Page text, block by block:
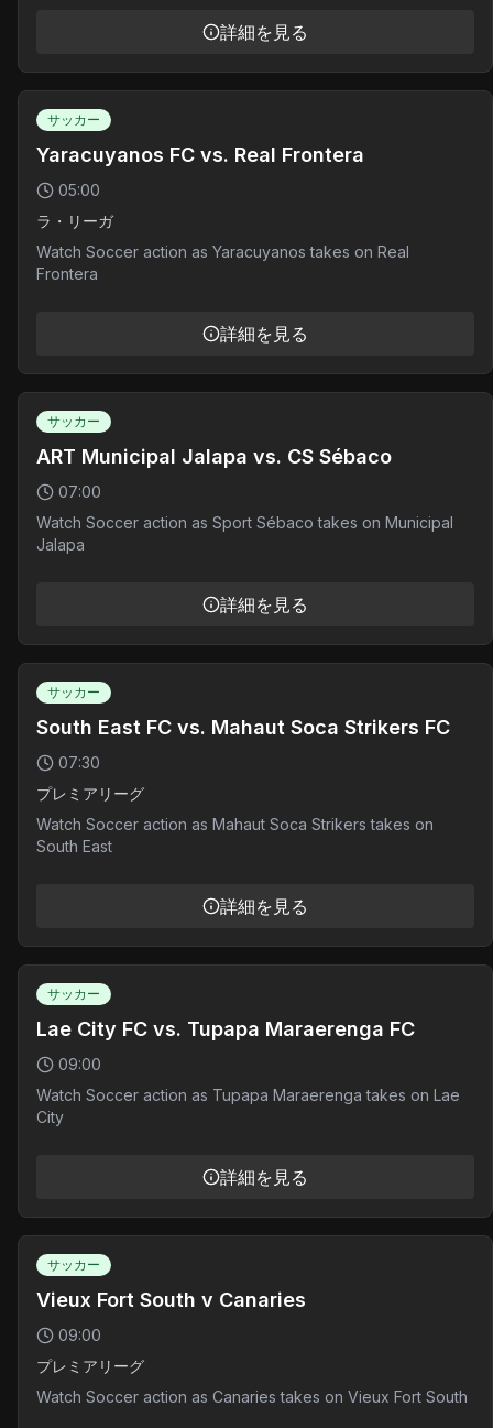
詳細を見る
サッカー
Yaracuyanos FC vs. Real Frontera
05:00
ラ・リーガ
Watch Soccer action as Yaracuyanos takes on Real
Frontera
詳細を見る
サッカー
ART Municipal Jalapa vs. CS Sébaco
07:00
Watch Soccer action as Sport Sébaco takes on Municipal
Jalapa
詳細を見る
サッカー
South East FC vs. Mahaut Soca Strikers FC
07:30
プレミアリーグ
Watch Soccer action as Mahaut Soca Strikers takes on
South East
詳細を見る
サッカー
Lae City FC vs. Tupapa Maraerenga FC
09:00
Watch Soccer action as Tupapa Maraerenga takes on Lae
City
詳細を見る
サッカー
Vieux Fort South v Canaries
09:00
プレミアリーグ
Watch Soccer action as Canaries takes on Vieux Fort South